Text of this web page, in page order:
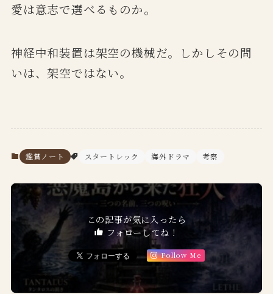
愛は意志で選べるものか。
神経中和装置は架空の機械だ。しかしその問
いは、架空ではない。
鑑賞ノート スタートレック 海外ドラマ 考察
この記事が気に入ったら
フォローしてね！
Follow Me